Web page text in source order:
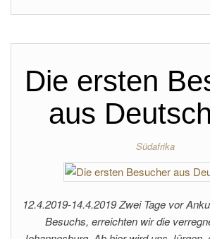
Die ersten
aus
Südafrika
12.4.2019-14.4.2019 Zwei Tage vor
Besuchs, erreichten wir die